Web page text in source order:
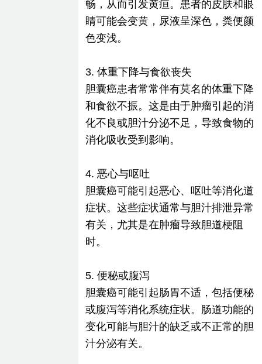
畅，从而引发黄疸。患者的皮肤和眼
睛可能会变黄，尿液呈深色，粪便颜
色变浅。
3. 体重下降与食欲丧失
胆囊癌患者常常伴有莫名的体重下降
和食欲不振。这是由于肿瘤引起的消
化不良或胆汁分泌不足，导致食物的
消化吸收受到影响。
4. 恶心与呕吐
胆囊癌可能引起恶心、呕吐等消化道
症状。这些症状通常与胆汁排泄异常
有关，尤其是在肿瘤导致胆道梗阻
时。
5. 便秘或腹泻
胆囊癌可能引起肠胃不适，包括便秘
或腹泻等消化系统症状。肠道功能的
变化可能与胆汁的缺乏或不正常的胆
汁分泌有关。